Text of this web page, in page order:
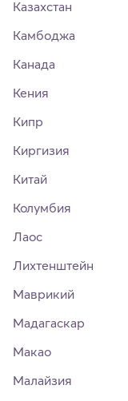
Казахстан
Камбоджа
Канада
Кения
Кипр
Киргизия
Китай
Колумбия
Лаос
Лихтенштейн
Маврикий
Мадагаскар
Макао
Малайзия